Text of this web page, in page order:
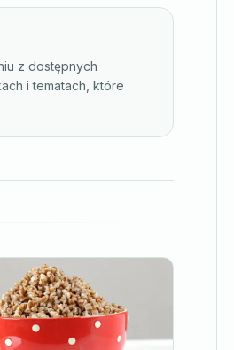
z dostępnych
i tematach, które